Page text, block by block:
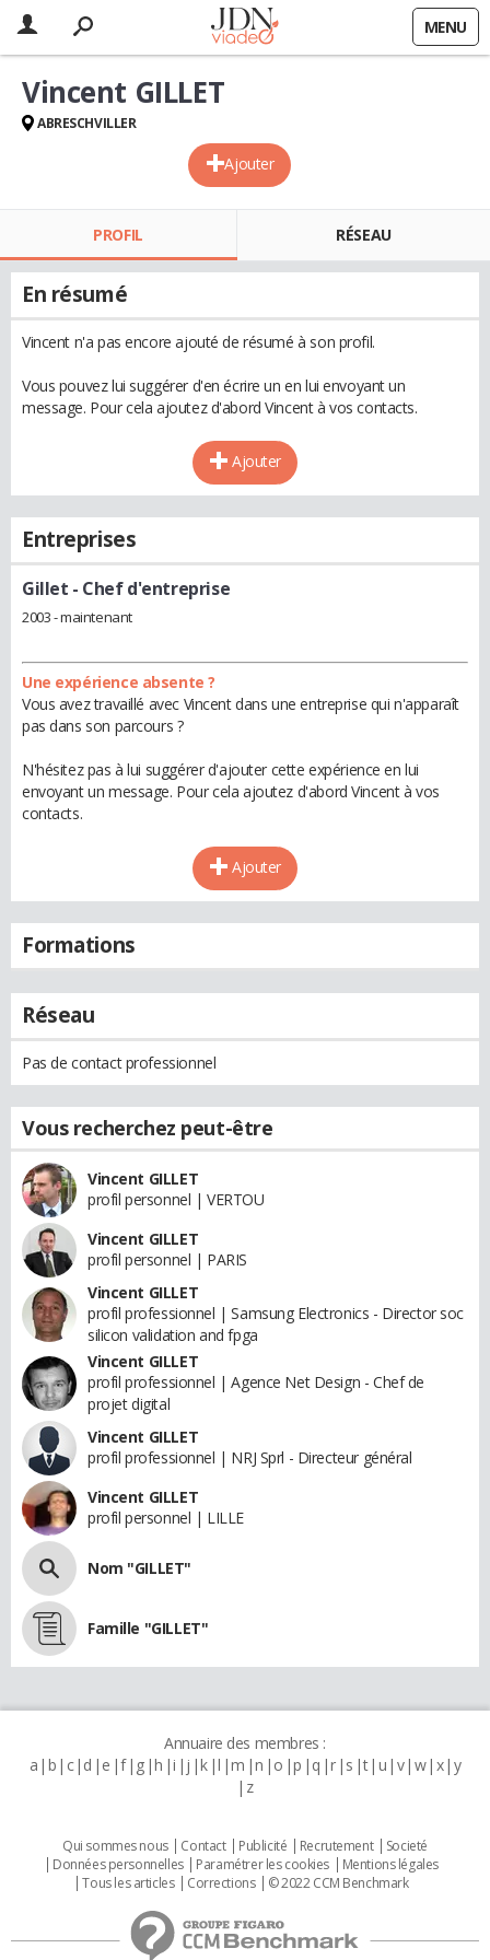
MENU
Ajouter
Vincent GILLET
ABRESCHVILLER
PROFIL RÉSEAU
En résumé
Vincent n'a pas encore ajouté de résumé à son profil.
Vous pouvez lui suggérer d'en écrire un en lui envoyant un
message. Pour cela ajoutez d'abord Vincent à vos contacts.
Ajouter
Entreprises
Gillet - Chef d'entreprise
2003 - maintenant
Une expérience absente ?
Vous avez travaillé avec Vincent dans une entreprise qui n'apparaît
pas dans son parcours ?
N'hésitez pas à lui suggérer d'ajouter cette expérience en lui
envoyant un message. Pour cela ajoutez d'abord Vincent à vos
contacts.
Ajouter
Formations
Réseau
Pas de contact professionnel
Vous recherchez peut-être
Vincent GILLET
profil personnel | VERTOU
Vincent GILLET
profil personnel | PARIS
Vincent GILLET
profil professionnel | Samsung Electronics - Director soc
silicon validation and fpga
Vincent GILLET
profil professionnel | Agence Net Design - Chef de
projet digital
Vincent GILLET
profil professionnel | NRJ Sprl - Directeur général
Vincent GILLET
profil personnel | LILLE
Nom "GILLET"
Famille "GILLET"
Annuaire des membres :
a b c d e f g h i j k l m n o p q r s t u v w x y
z
Qui sommes nous Contact Publicité Recrutement
Societé
Données personnelles
Paramétrer les cookies
Mentions légales
Tous les articles
Corrections © 2022 CCM Benchmark